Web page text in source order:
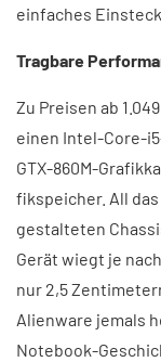
einfaches
Tragbare
Zu Preisen ab
einen Intel-Core-
GTX-860M-
fikspeicher. All
gestalteten
Gerät wiegt je
nur 2,5
Alienware jemals
Notebook-